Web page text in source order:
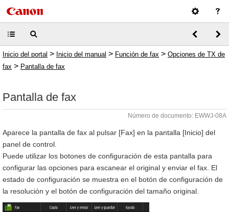
Inicio del portal > Inicio del manual > Función de fax > Opciones de TX de
fax > Pantalla de fax
Pantalla de fax
Número de documento: EWWJ-08A
Aparece la pantalla de fax al pulsar [Fax] en la pantalla [Inicio] del
panel de control.
Puede utilizar los botones de configuración de esta pantalla para
configurar las opciones para escanear el original y enviar el fax. El
estado de configuración se muestra en el botón de configuración de
la resolución y el botón de configuración del tamaño original.